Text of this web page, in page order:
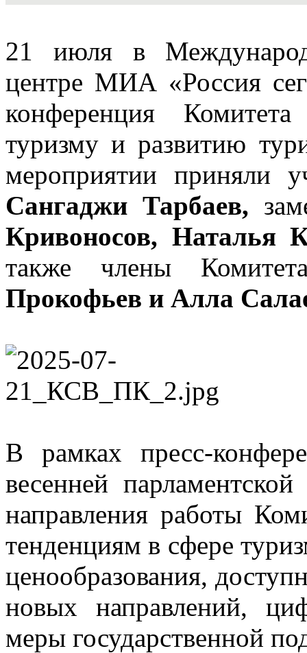
21 июля в
центре МИА «Россия
конференция
туризму и развитию
мероприятии приняли
Сангаджи Тарбаев,
Кривоносов, Наталья
также члены
Прокофьев и Алла
В рамках пресс-
весенней
направления работы
тенденциям в сфере
ценообразования,
новых направлений,
меры государственной